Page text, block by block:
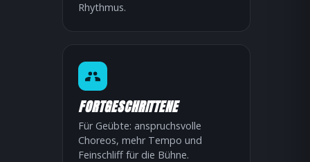
Rhythmus.
FORTGESCHRITTENE
Für Geübte: anspruchsvolle
Choreos, mehr Tempo und
Feinschliff für die Bühne.